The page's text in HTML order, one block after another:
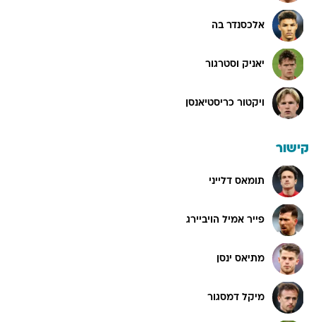
אלכסנדר בה
יאניק וסטרגור
ויקטור כריסטיאנסן
קישור
תומאס דלייני
פייר אמיל הויביירג
מתיאס ינסן
מיקל דמסגור